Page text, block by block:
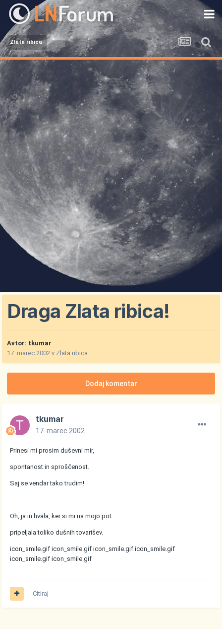
Zlata ribica
Draga Zlata ribica!
Avtor: tkumar
17. marec 2002 v Zlata ribica
Dodaj komentar
tkumar
17. marec 2002
Prinesi mi prosim duševni mir,
spontanost in sproščenost.
Saj se vendar tako trudim!
Oh, ja in hvala, ker si mi na mojo pot
pripeljala toliko dušnih tovarišev.
icon_smile.gif icon_smile.gif icon_smile.gif icon_smile.gif
icon_smile.gif icon_smile.gif
Citiraj